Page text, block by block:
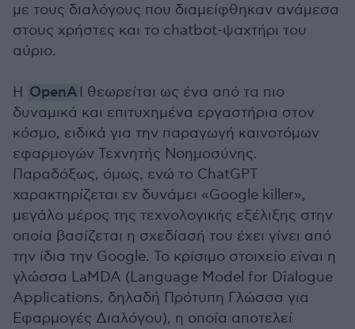
με τους διαλόγους που διαμείφθηκαν ανάμεσα
στους χρήστες και το chatbot-ψαχτήρι του
αύριο.
Η OpenA I θεωρείται ως ένα από τα πιο
δυναμικά και επιτυχημένα εργαστήρια στον
κόσμο, ειδικά για την παραγωγή καινοτόμων
εφαρμογών Τεχνητής Νοημοσύνης.
Παραδόξως, όμως, ενώ το ChatGPT
χαρακτηρίζεται εν δυνάμει «Google killer»,
μεγάλο μέρος της τεχνολογικής εξέλιξης στην
οποία βασίζεται η σχεδίασή του έχει γίνει από
την ίδια την Google. Το κρίσιμο στοιχείο είναι η
γλώσσα LaMDA (Language Model for Dialogue
Applications, δηλαδή Πρότυπη Γλώσσα για
Εφαρμογές Διαλόγου), η οποία αποτελεί